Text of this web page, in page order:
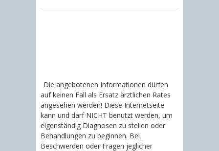
Die angebotenen Informationen dürfen
auf keinen Fall als Ersatz ärztlichen Rates
angesehen werden! Diese Internetseite
kann und darf NICHT benutzt werden, um
eigenständig Diagnosen zu stellen oder
Behandlungen zu beginnen. Bei
Beschwerden oder Fragen jeglicher